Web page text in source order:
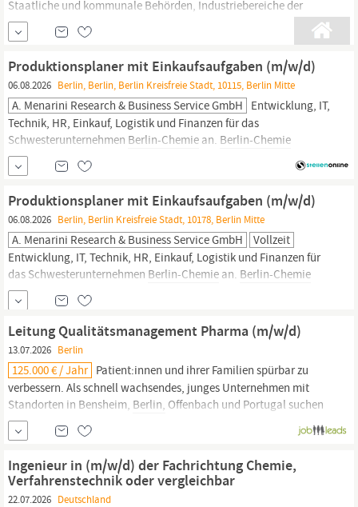
Staatliche und kommunale Behörden, Industriebereiche der
Chemie,
Pharmazie, Kunststoff, Lebensmittel, Öl, Metall, Bau,
Petrochemie und viele andere Branchen. Unser Team entwickelt
auf der Basis modernster Mikrowellentechnologie innovative
Laborgeräte für die o....
Produktionsplaner mit Einkaufsaufgaben (m/w/d)
06.08.2026 Berlin, Berlin, Berlin Kreisfreie Stadt, 10115, Berlin Mitte
A. Menarini Research & Business Service GmbH Entwicklung, IT,
Technik, HR, Einkauf, Logistik und Finanzen für das
Schwesterunternehmen Berlin-Chemie an. Berlin-Chemie
entwickelt, produziert und vertreibt moderne Arzneimittel aus
Berlin
für Menschen in aller Welt. Beide Unternehmen gehören zur
Mitarbeitenden...
Produktionsplaner mit Einkaufsaufgaben (m/w/d)
06.08.2026 Berlin, Berlin Kreisfreie Stadt, 10178, Berlin Mitte
A. Menarini Research & Business Service GmbH
Vollzeit
Entwicklung, IT, Technik, HR, Einkauf, Logistik und Finanzen für
das Schwesterunternehmen Berlin-Chemie an. Berlin-Chemie
entwickelt, produziert und vertreibt moderne Arzneimittel aus
Berlin
für Menschen in aller Welt. Beide Unternehmen gehören zur
internationalen Menarini-Gruppe, die mit über 17.000
Mitarbeitenden...
Leitung Qualitätsmanagement Pharma (m/w/d)
13.07.2026 Berlin
125.000 € / Jahr Patient:innen und ihrer Familien spürbar zu
verbessern. Als schnell wachsendes, junges Unternehmen mit
Standorten in Bensheim, Berlin, Offenbach und Portugal suchen
wir eine erfahrene, verantwortungsbewusste Persönlichkeit, die
unser Qualitätsmanagement leitet und mit uns gemeinsam
Prozesse und Strukturen aktiv mitgestaltet. Warum Avextra?
Sinnstiftende
Ingenieur in (m/w/d) der Fachrichtung Chemie,
Verfahrenstechnik oder vergleichbar
22.07.2026 Deutschland